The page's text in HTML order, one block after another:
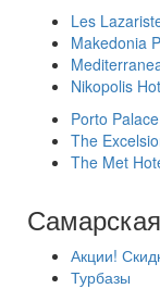
Les
Makedonia
Nikopolis
Porto
The
The Met
Акции!
Турбазы